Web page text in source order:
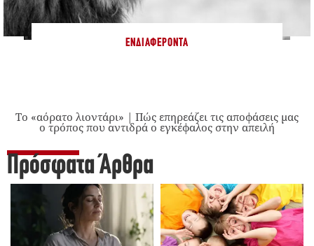
ΕΝΔΙΑΦΈΡΟΝΤΑ
Το «αόρατο λιοντάρι» | Πώς επηρεάζει τις αποφάσεις μας
ο τρόπος που αντιδρά ο εγκέφαλος στην απειλή
Πρόσφατα Άρθρα